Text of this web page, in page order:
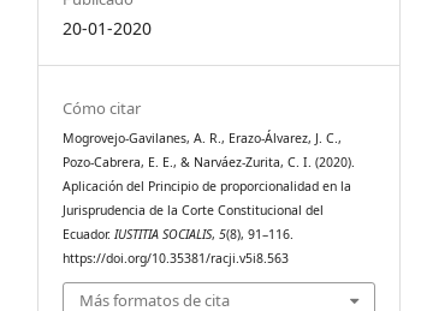
20-01-2020
Cómo citar
Mogrovejo-Gavilanes, A. R., Erazo-Álvarez, J. C.,
Pozo-Cabrera, E. E., & Narváez-Zurita, C. I. (2020).
Aplicación del Principio de proporcionalidad en la
Jurisprudencia de la Corte Constitucional del
Ecuador.IUSTITIA SOCIALIS,5(8), 91–116.
https://doi.org/10.35381/racji.v5i8.563
Más formatos de cita